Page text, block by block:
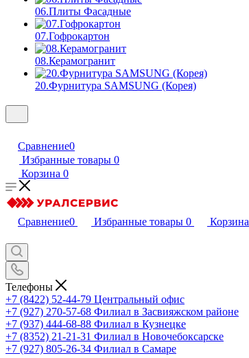
06.Плиты Фасадные
07.Гофрокартон
08.Керамогранит
20.Фурнитура SAMSUNG (Корея)
Сравнение0
Избранные товары 0
Корзина 0
Сравнение0 Избранные товары 0 Корзина
Телефоны
+7 (8422) 52-44-79 Центральный офис
+7 (927) 270-57-68 Филиал в Засвияжском районе
+7 (937) 444-68-88 Филиал в Кузнецке
+7 (8352) 21-21-31 Филиал в Новочебоксарске
+7 (927) 805-26-34 Филиал в Самаре